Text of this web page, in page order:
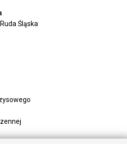
Śląska